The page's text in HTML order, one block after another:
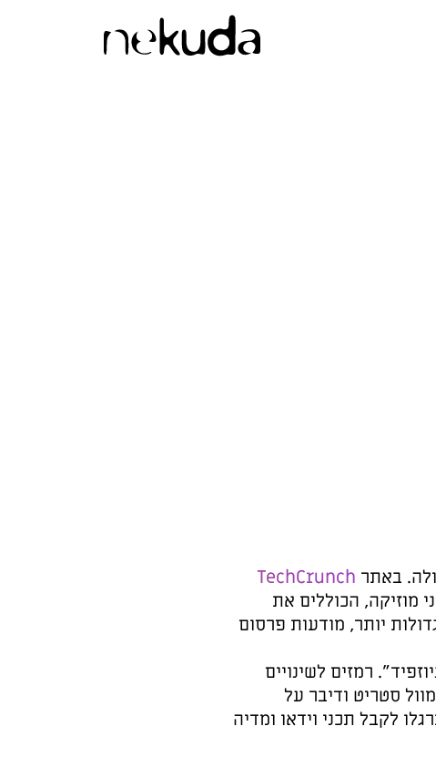
באתר TechCrunch
מוזיקה, הכוללים את
יותר, מודעות פרסום
רמזים לשינויים
סטריט ודיבר על
לקבל תכני וידאו ומדיה